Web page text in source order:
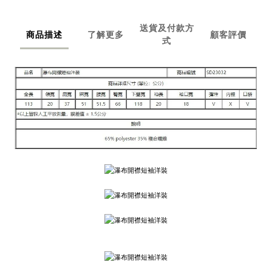
商品描述 了解更多
送貨及付款方
式
顧客評價